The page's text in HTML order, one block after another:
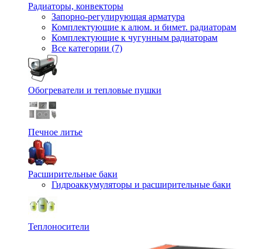
Радиаторы, конвекторы
Запорно-регулирующая арматура
Комплектующие к алюм. и бимет. радиаторам
Комплектующие к чугунным радиаторам
Все категории (7)
Обогреватели и тепловые пушки
Печное литье
Расширительные баки
Гидроаккумуляторы и расширительные баки
Теплоносители